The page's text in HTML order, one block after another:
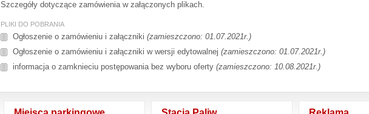
Szczegóły dotyczące zamówienia w załączonych plikach.
PLIKI DO POBRANIA
Ogłoszenie o zamówieniu i załączniki (zamieszczono: 01.07.2021r.)
Ogłoszenie o zamówieniu i załączniki w wersji edytowalnej (zamieszczono: 01.07.2021r.)
informacja o zamknieciu postępowania bez wyboru oferty (zamieszczono: 10.08.2021r.)